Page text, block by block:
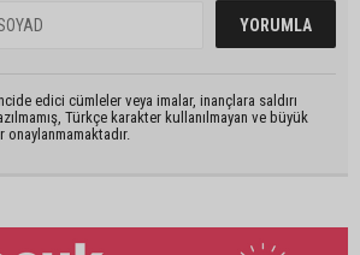
edici cümleler veya imalar, inançlara saldırı
Türkçe karakter kullanılmayan ve büyük
onaylanmamaktadır.